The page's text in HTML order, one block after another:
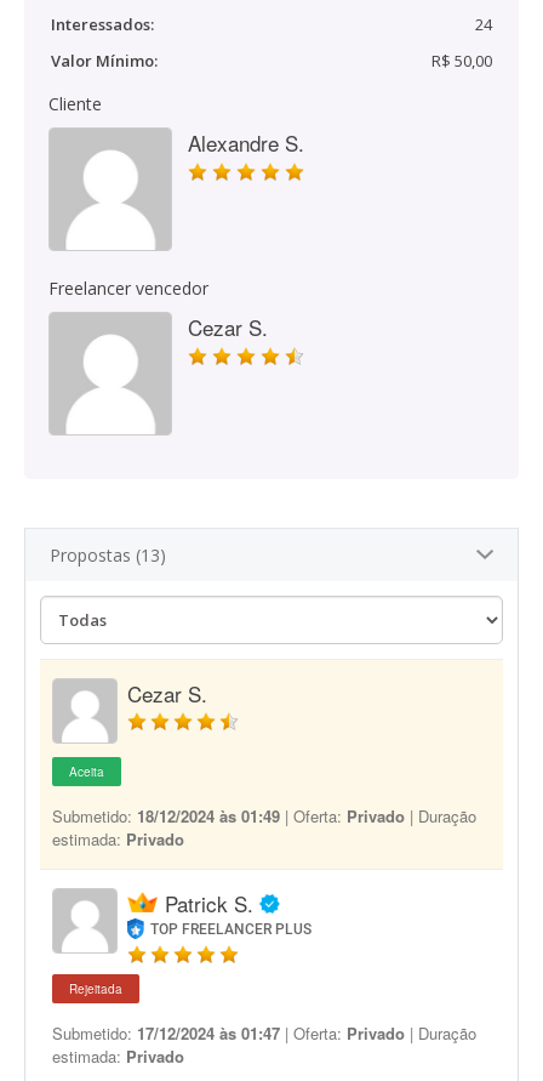
Interessados:
24
Valor Mínimo:
R$ 50,00
Cliente
Alexandre S.
Freelancer vencedor
Cezar S.
Propostas (13)
Cezar S.
Aceita
Submetido: 18/12/2024 às 01:49 | Oferta: Privado | Duração
estimada: Privado
Patrick S.
TOP FREELANCER PLUS
Rejeitada
Submetido: 17/12/2024 às 01:47 | Oferta: Privado | Duração
estimada: Privado